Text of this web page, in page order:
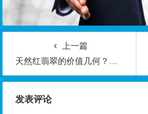
上一篇
天然红翡翠的价值几何？带红翡翠价格的图片
发表评论